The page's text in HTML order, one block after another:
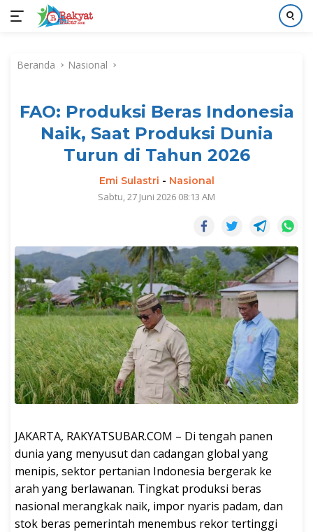
kontenBeranda Nasional
FAO: Produksi Beras Indonesia
Naik, Saat Produksi Dunia
Turun di Tahun 2026
Emi Sulastri - Nasional
Sabtu, 27 Juni 2026 08:13 AM
JAKARTA, RAKYATSUBAR.COM – Di tengah panen
dunia yang menyusut dan cadangan global yang
menipis, sektor pertanian Indonesia bergerak ke
arah yang berlawanan. Tingkat produksi beras
nasional merangkak naik, impor nyaris padam, dan
stok beras pemerintah menembus rekor tertinggi